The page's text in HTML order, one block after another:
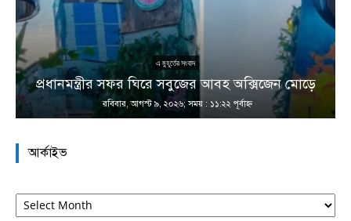
এ মুহূর্তের সংবাদ
প্রধানমন্ত্রীর সফর ঘিরে সবুজের আবহ অক্সিজেন মোড়ে
রবিবার, আগস্ট ৯, ২০২৬; সময় : ১১:২২ পূর্বাহ্ণ
আর্কাইভ
আর্কাইভ